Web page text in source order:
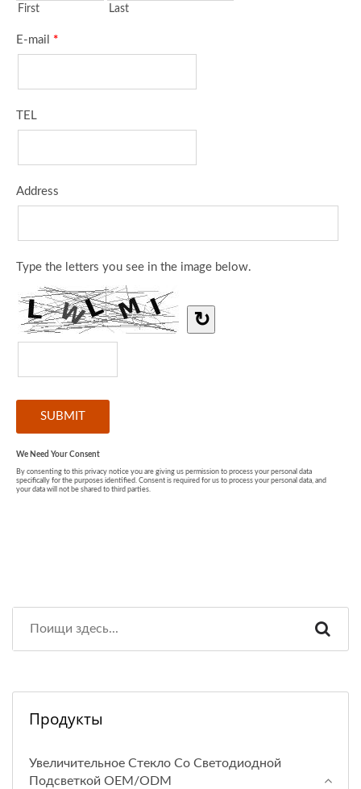
Продукты
Увеличительное Стекло Со Светодиодной
Подсветкой OEM/ODM